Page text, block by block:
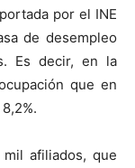
por el INE
de desempleo
Es decir, en la
que en
afiliados, que